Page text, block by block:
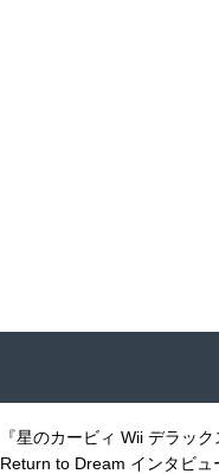
『星のカービィ Wii デラック
Return to Dream インタビュ